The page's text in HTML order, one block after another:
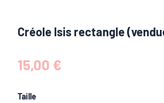
Créole Isis rectangle
15,00 €
Taille
quantité